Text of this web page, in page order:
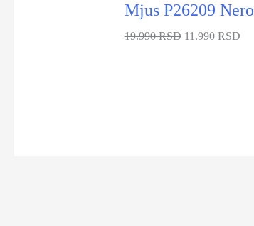
Mjus P26209 Nero
19.990 RSD 11.990 RSD